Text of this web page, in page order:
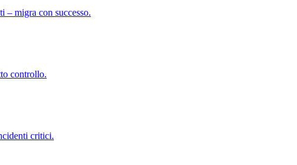
– migra con successo.
controllo.
critici.